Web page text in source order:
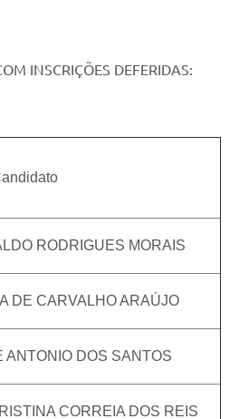
INSCRIÇÕES DEFERIDAS:
RODRIGUES MORAIS
DE CARVALHO ARAÚJO
ANTONIO DOS SANTOS
CORREIA DOS REIS